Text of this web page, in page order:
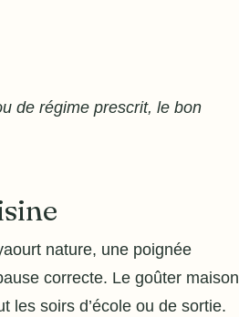
de régime prescrit, le bon
nature, une poignée
correcte. Le goûter maison
les soirs d’école ou de sortie.